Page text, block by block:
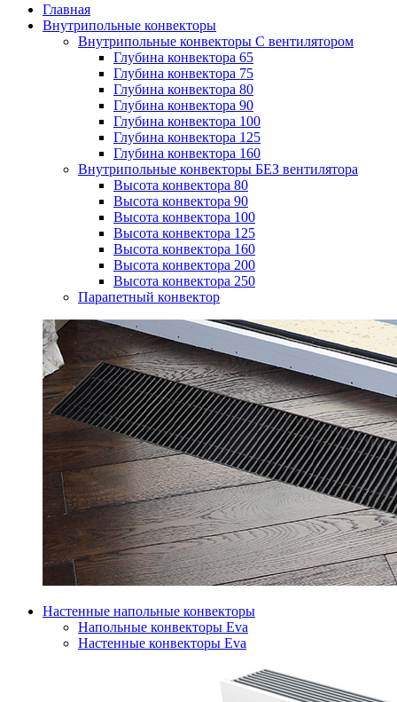
Главная
Внутрипольные конвекторы
Внутрипольные конвекторы С вентилятором
Глубина конвектора 65
Глубина конвектора 75
Глубина конвектора 80
Глубина конвектора 90
Глубина конвектора 100
Глубина конвектора 125
Глубина конвектора 160
Внутрипольные конвекторы БЕЗ вентилятора
Высота конвектора 80
Высота конвектора 90
Высота конвектора 100
Высота конвектора 125
Высота конвектора 160
Высота конвектора 200
Высота конвектора 250
Парапетный конвектор
Настенные напольные конвекторы
Напольные конвекторы Eva
Настенные конвекторы Eva